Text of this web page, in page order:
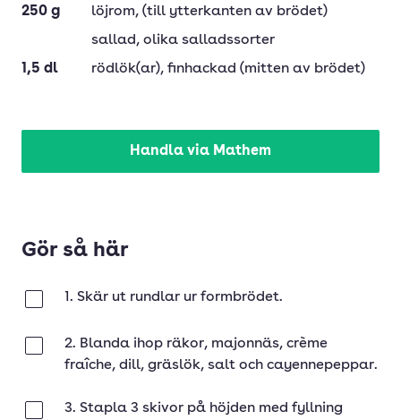
250 g löjrom, (till ytterkanten av brödet)
sallad, olika salladssorter
1,5 dl rödlök(ar), finhackad (mitten av brödet)
Handla via Mathem
Gör så här
1. Skär ut rundlar ur formbrödet.
2. Blanda ihop räkor, majonnäs, crème
fraîche, dill, gräslök, salt och cayennepeppar.
3. Stapla 3 skivor på höjden med fyllning